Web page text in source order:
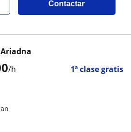
Contactar
/h 1ª clase gratis